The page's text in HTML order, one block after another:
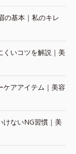
の基本｜私のキレ
くいコツを解説｜美
ケアアイテム｜美容
けないNG習慣｜美